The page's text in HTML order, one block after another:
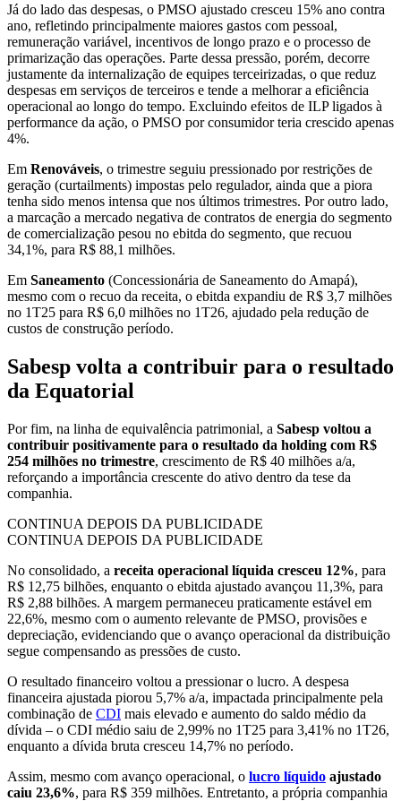
Já do lado das despesas, o PMSO ajustado cresceu 15% ano contra
ano, refletindo principalmente maiores gastos com pessoal,
remuneração variável, incentivos de longo prazo e o processo de
primarização das operações. Parte dessa pressão, porém, decorre
justamente da internalização de equipes terceirizadas, o que reduz
despesas em serviços de terceiros e tende a melhorar a eficiência
operacional ao longo do tempo. Excluindo efeitos de ILP ligados à
performance da ação, o PMSO por consumidor teria crescido apenas
4%.
Em Renováveis, o trimestre seguiu pressionado por restrições de
geração (curtailments) impostas pelo regulador, ainda que a piora
tenha sido menos intensa que nos últimos trimestres. Por outro lado,
a marcação a mercado negativa de contratos de energia do segmento
de comercialização pesou no ebitda do segmento, que recuou
34,1%, para R$ 88,1 milhões.
Em Saneamento (Concessionária de Saneamento do Amapá),
mesmo com o recuo da receita, o ebitda expandiu de R$ 3,7 milhões
no 1T25 para R$ 6,0 milhões no 1T26, ajudado pela redução de
custos de construção período.
Sabesp volta a contribuir para o resultado
da Equatorial
Por fim, na linha de equivalência patrimonial, a Sabesp voltou a
contribuir positivamente para o resultado da holding com R$
254 milhões no trimestre, crescimento de R$ 40 milhões a/a,
reforçando a importância crescente do ativo dentro da tese da
companhia.
CONTINUA DEPOIS DA PUBLICIDADE
CONTINUA DEPOIS DA PUBLICIDADE
No consolidado, a receita operacional líquida cresceu 12%, para
R$ 12,75 bilhões, enquanto o ebitda ajustado avançou 11,3%, para
R$ 2,88 bilhões. A margem permaneceu praticamente estável em
22,6%, mesmo com o aumento relevante de PMSO, provisões e
depreciação, evidenciando que o avanço operacional da distribuição
segue compensando as pressões de custo.
O resultado financeiro voltou a pressionar o lucro. A despesa
financeira ajustada piorou 5,7% a/a, impactada principalmente pela
combinação de CDI mais elevado e aumento do saldo médio da
dívida – o CDI médio saiu de 2,99% no 1T25 para 3,41% no 1T26,
enquanto a dívida bruta cresceu 14,7% no período.
Assim, mesmo com avanço operacional, o lucro líquido ajustado
caiu 23,6%, para R$ 359 milhões. Entretanto, a própria companhia